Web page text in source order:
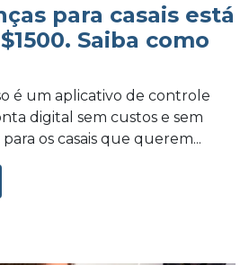
para casais está
Saiba como
é um aplicativo de controle
digital sem custos e sem
os casais que querem...